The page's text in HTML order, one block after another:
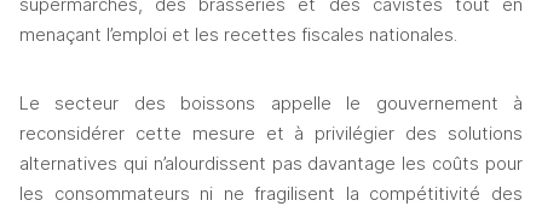
supermarchés, des brasseries et des cavistes tout en
menaçant l’emploi et les recettes fiscales nationales.
Le secteur des boissons appelle le gouvernement à
reconsidérer cette mesure et à privilégier des solutions
alternatives qui n’alourdissent pas davantage les coûts pour
les consommateurs ni ne fragilisent la compétitivité des